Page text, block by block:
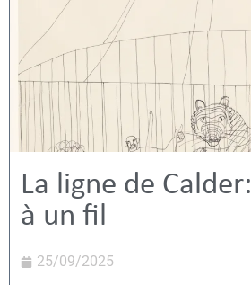
La ligne de
à un fil
25/09/2025